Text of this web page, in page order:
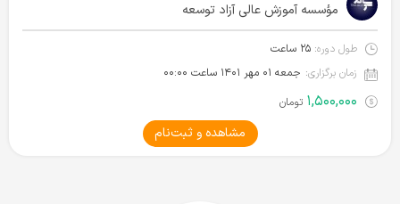
مؤسسه آموزش عالی آزاد توسعه
طول دوره: ۲۵ ساعت
زمان برگزاری: جمعه ۰۱ مهر ۱۴۰۱‌ ساعت ۰۰:۰۰
۱,۵۰۰,۰۰۰ تومان
مشاهده و ثبت‌نام